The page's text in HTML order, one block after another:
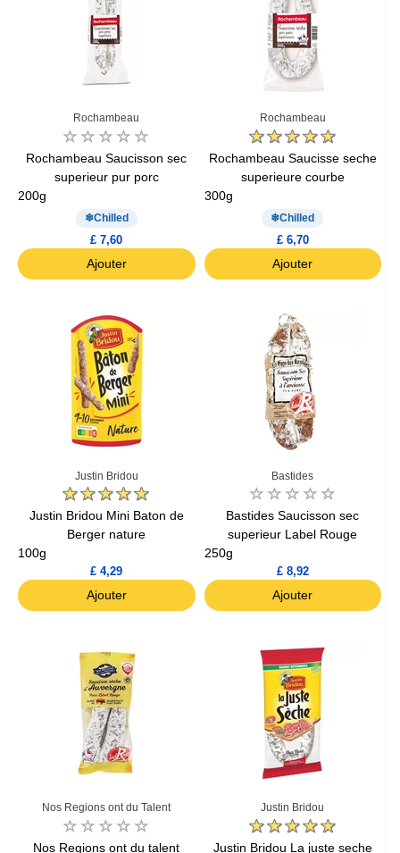
Rochambeau
Rochambeau Saucisson sec
superieur pur porc
200g
Chilled
£ 7,60
Ajouter
Rochambeau
Rochambeau Saucisse seche
superieure courbe
300g
Chilled
£ 6,70
Ajouter
Justin Bridou
Justin Bridou Mini Baton de
Berger nature
100g
£ 4,29
Ajouter
Bastides
Bastides Saucisson sec
superieur Label Rouge
250g
£ 8,92
Ajouter
Nos Regions ont du Talent
Nos Regions ont du talent
Justin Bridou
Justin Bridou La juste seche